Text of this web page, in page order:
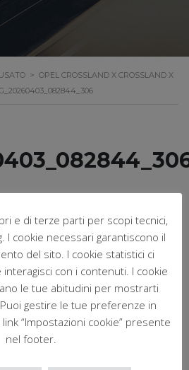
> OPEL CROSSLAND X CROSSLAND X
Postato da:
Nofri
e di terze parti per scopi tecnici,
I cookie necessari garantiscono il
del sito. I cookie statistici ci
con i contenuti. I cookie
le tue abitudini per mostrarti
gestire le tue preferenze in
“Impostazioni cookie” presente
nel footer.